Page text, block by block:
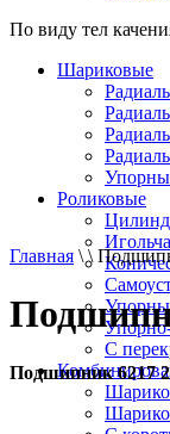
По виду тел
Шариковые
Роликовые
C
Главная \ \
Подшипник 6217